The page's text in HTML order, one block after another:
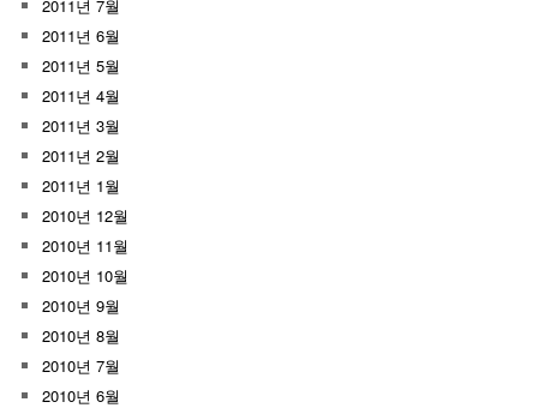
2011년 7월
2011년 6월
2011년 5월
2011년 4월
2011년 3월
2011년 2월
2011년 1월
2010년 12월
2010년 11월
2010년 10월
2010년 9월
2010년 8월
2010년 7월
2010년 6월